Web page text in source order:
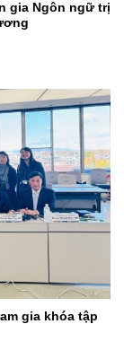
gia Ngôn ngữ trị
gia khóa tập